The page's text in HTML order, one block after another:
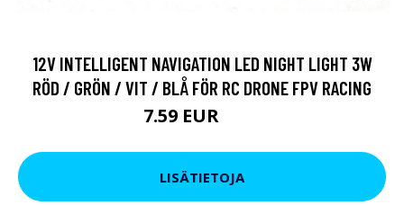
12V INTELLIGENT NAVIGATION LED NIGHT LIGHT 3W
RÖD / GRÖN / VIT / BLÅ FÖR RC DRONE FPV RACING
7.59 EUR
LISÄTIETOJA